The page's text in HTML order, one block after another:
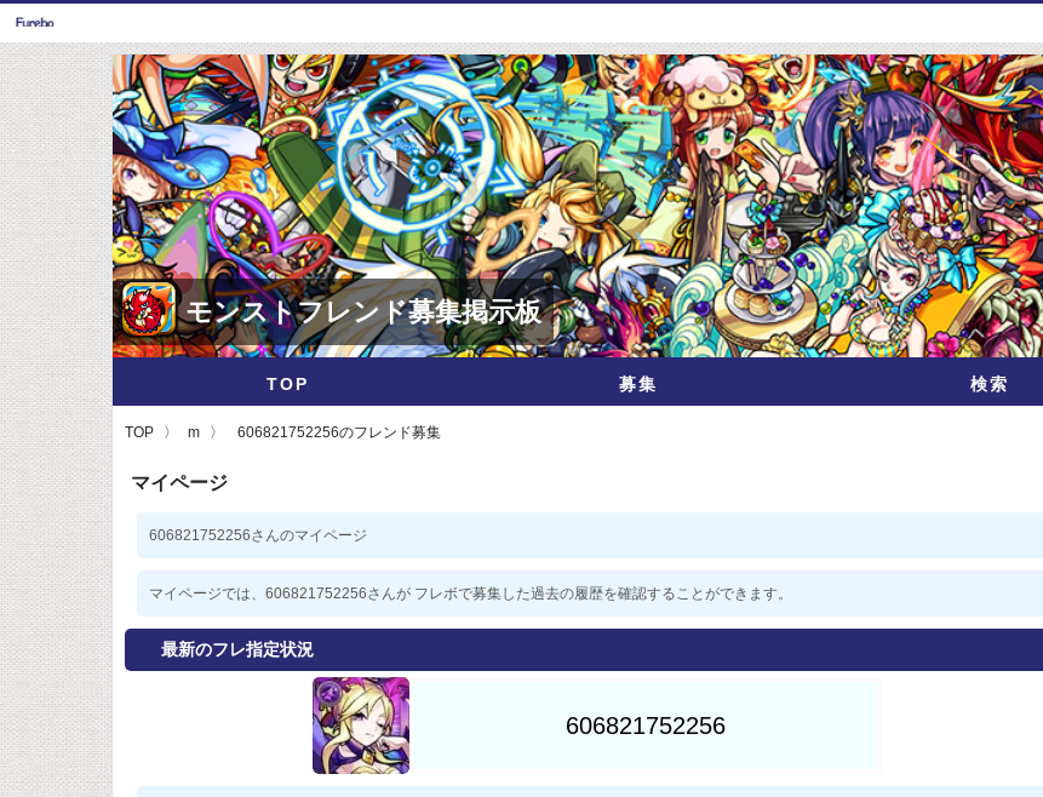
モンストフレンド募集掲示板
TOP 募集 検索
TOP m 606821752256のフレンド募集
マイページ
606821752256さんのマイページ
マイページでは、606821752256さんが フレボで募集した過去の履歴を確認することができます。
最新のフレ指定状況